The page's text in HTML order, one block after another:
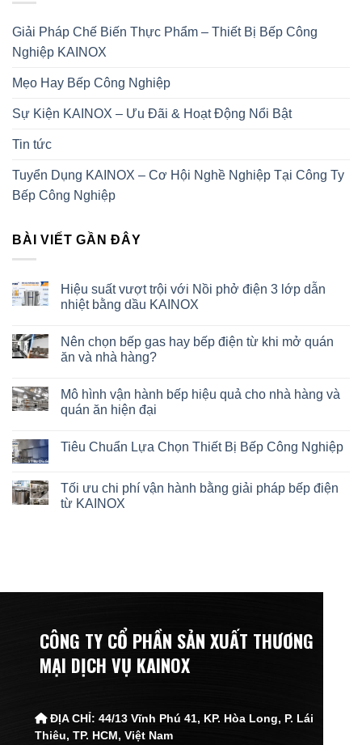
Giải Pháp Chế Biến Thực Phẩm – Thiết Bị Bếp Công
Nghiệp KAINOX
Mẹo Hay Bếp Công Nghiệp
Sự Kiện KAINOX – Ưu Đãi & Hoạt Động Nổi Bật
Tin tức
Tuyển Dụng KAINOX – Cơ Hội Nghề Nghiệp Tại Công Ty
Bếp Công Nghiệp
BÀI VIẾT GẦN ĐÂY
Hiệu suất vượt trội với Nồi phở điện 3 lớp dẫn
nhiệt bằng dầu KAINOX
Nên chọn bếp gas hay bếp điện từ khi mở quán
ăn và nhà hàng?
Mô hình vận hành bếp hiệu quả cho nhà hàng và
quán ăn hiện đại
Tiêu Chuẩn Lựa Chọn Thiết Bị Bếp Công Nghiệp
Tối ưu chi phí vận hành bằng giải pháp bếp điện
từ KAINOX
CÔNG TY CỔ PHẦN SẢN XUẤT THƯƠNG
MẠI DỊCH VỤ KAINOX
ĐỊA CHỈ:44/13 Vĩnh Phú 41, KP. Hòa Long, P. Lái
Thiêu,TP. HCM, Việt Nam